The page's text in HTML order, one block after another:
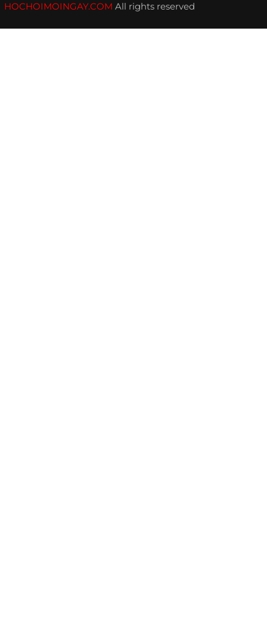
HOCHOIMOINGAY.COM All rights reserved